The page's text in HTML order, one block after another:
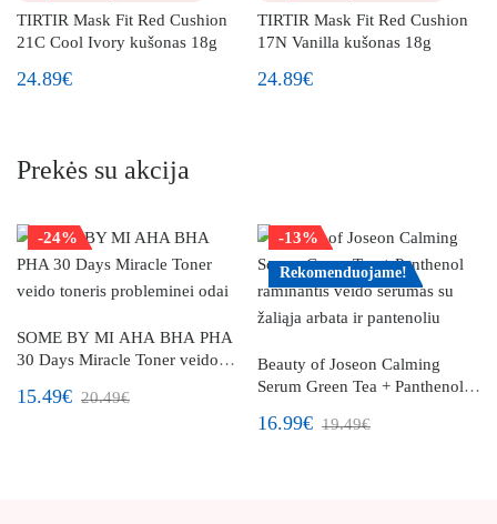
TIRTIR Mask Fit Red Cushion
21C Cool Ivory kušonas 18g
24.89€
TIRTIR Mask Fit Red Cushion
17N Vanilla kušonas 18g
24.89€
Prekės su akcija
-24%
SOME BY MI AHA BHA PHA
30 Days Miracle Toner veido
15.49€ 20.49€
-13%
Rekomenduojame!
Beauty of Joseon Calming
Serum Green Tea + Panthenol
žaliąja arbata ir pantenoliu
16.99€ 19.49€